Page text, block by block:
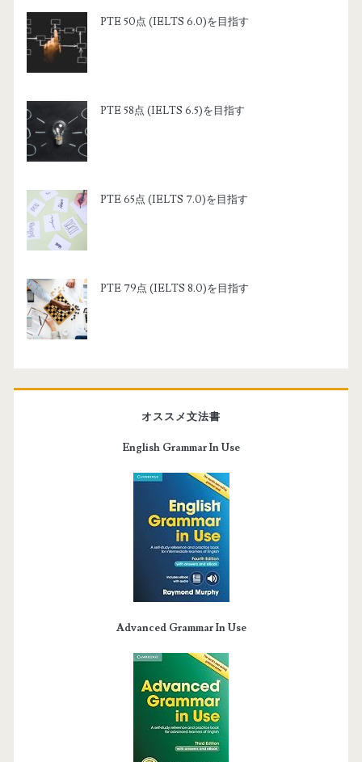
PTE 50点 (IELTS 6.0)を目指す
PTE 58点 (IELTS 6.5)を目指す
PTE 65点 (IELTS 7.0)を目指す
PTE 79点 (IELTS 8.0)を目指す
オススメ文法書
English Grammar In Use
Advanced Grammar In Use